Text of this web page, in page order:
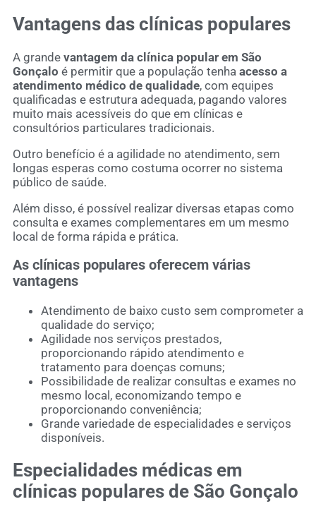
Vantagens das clínicas populares
A grande vantagem da clínica popular em São
Gonçalo é permitir que a população tenha acesso a
atendimento médico de qualidade, com equipes
qualificadas e estrutura adequada, pagando valores
muito mais acessíveis do que em clínicas e
consultórios particulares tradicionais.
Outro benefício é a agilidade no atendimento, sem
longas esperas como costuma ocorrer no sistema
público de saúde.
Além disso, é possível realizar diversas etapas como
consulta e exames complementares em um mesmo
local de forma rápida e prática.
As clínicas populares oferecem várias
vantagens
Atendimento de baixo custo sem comprometer a
qualidade do serviço;
Agilidade nos serviços prestados,
proporcionando rápido atendimento e
tratamento para doenças comuns;
Possibilidade de realizar consultas e exames no
mesmo local, economizando tempo e
proporcionando conveniência;
Grande variedade de especialidades e serviços
disponíveis.
Especialidades médicas em
clínicas populares de São Gonçalo